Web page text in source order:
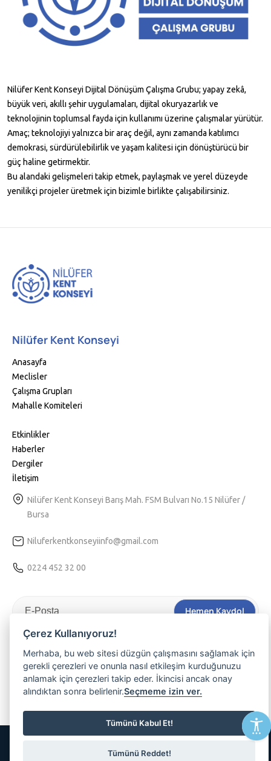
Nilüfer Kent Konseyi Dijital Dönüşüm Çalışma Grubu; yapay zekâ,
büyük veri, akıllı şehir uygulamaları, dijital okuryazarlık ve
teknolojinin toplumsal fayda için kullanımı üzerine çalışmalar yürütür.
Amaç; teknolojiyi yalnızca bir araç değil, aynı zamanda katılımcı
demokrasi, sürdürülebilirlik ve yaşam kalitesi için dönüştürücü bir
güç haline getirmektir.
Bu alandaki gelişmeleri takip etmek, paylaşmak ve yerel düzeyde
yenilikçi projeler üretmek için bizimle birlikte çalışabilirsiniz.
Nilüfer Kent Konseyi
Anasayfa
Meclisler
Çalışma Grupları
Mahalle Komiteleri
Etkinlikler
Haberler
Dergiler
İletişim
Nilüfer Kent Konseyi Barış Mah. FSM Bulvarı No.15 Nilüfer /
Bursa
Niluferkentkonseyiinfo@gmail.com
0224 452 32 00
Hemen Kaydol
Tarafıma kişiselleştirilmiş bir hizmet sunulabilmesi için
Nilüferli olmanın ayrıcalığını yaşamak, etkinliklerimizden haberdar
olmak ve üyemiz olmak isterseniz lütfen e-posta adresinizi
© 2026 Tüm Hakları Saklıdır
Çerez Kullanıyoruz!
Merhaba, bu web sitesi düzgün çalışmasını sağlamak için
gerekli çerezleri ve onunla nasıl etkileşim kurduğunuzu
anlamak için çerezleri takip eder. İkincisi ancak onay
alındıktan sonra belirlenir.Seçmeme izin ver.
Tümünü Kabul Et!
Tümünü Reddet!